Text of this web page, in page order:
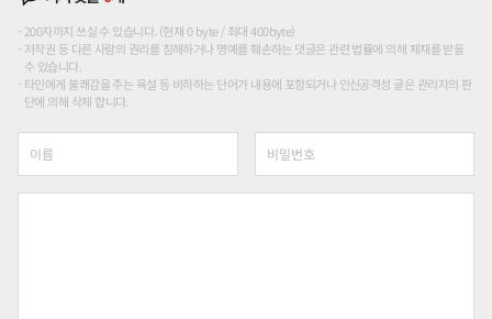
200자까지 쓰실 수 있습니다. (현재 0 byte / 최대 400byte)
저작권 등 다른 사람의 권리를 침해하거나 명예를 훼손하는 댓글은 관련 법률에 의해 제재를 받을
수 있습니다.
타인에게 불쾌감을 주는 욕설 등 비하하는 단어가 내용에 포함되거나 인신공격성 글은 관리자의 판
단에 의해 삭제 합니다.